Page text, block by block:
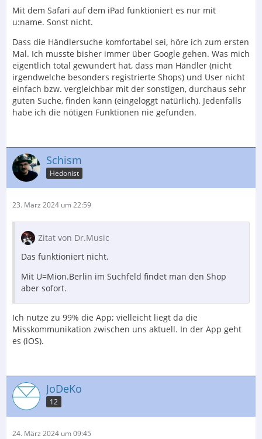
Mit dem Safari auf dem iPad funktioniert es nur mit
u:name. Sonst nicht.
Dass die Händlersuche komfortabel sei, höre ich zum ersten
Mal. Ich musste bisher immer über Google gehen. Was mich
eigentlich total gewundert hat, dass man Händler (nicht
irgendwelche besonders registrierte Shops) und User nicht
einfach bzw. vergleichbar mit der sonstigen, durchaus sehr
guten Suche, finden kann (eingeloggt natürlich). Jedenfalls
habe ich die nötigen Funktionen nie gefunden.
Schism
Hedonist
23. März 2024 um 22:59
Zitat von Dr.Music
Das funktioniert nicht.
Mit U=Mion.Berlin im Suchfeld findet man den Shop
aber sofort.
Ich nutze zu 99% die App; vielleicht liegt da die
Misskommunikation zwischen uns aktuell. In der App geht
es (iOS).
JoDeKo
12
24. März 2024 um 09:45